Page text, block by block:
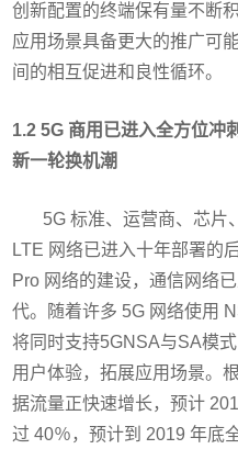
创新配置的终端保有量不断
应用场景具备更大的推广可
间的相互促进和良性循环。
1.2 5G 商用已进入全方位冲
新一轮换机潮
5G 标准、运营商、芯片
LTE 网络已进入十年部署的
Pro 网络的建设，通信网络
代。随着许多 5G 网络使用
将同时支持5GNSA与SA模
用户体验，拓展应用场景。
据流量正快速增长，预计
过 40％，预计到 2019 年底